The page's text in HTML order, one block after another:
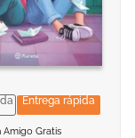
Entrega rápida
Amigo Gratis